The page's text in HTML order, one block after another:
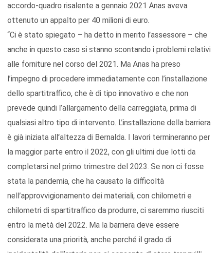
accordo-quadro risalente a gennaio 2021 Anas aveva
ottenuto un appalto per 40 milioni di euro.
“Ci è stato spiegato – ha detto in merito l’assessore – che
anche in questo caso si stanno scontando i problemi relativi
alle forniture nel corso del 2021. Ma Anas ha preso
l’impegno di procedere immediatamente con l’installazione
dello spartitraffico, che è di tipo innovativo e che non
prevede quindi l’allargamento della carreggiata, prima di
qualsiasi altro tipo di intervento. L’installazione della barriera
è già iniziata all’altezza di Bernalda. I lavori termineranno per
la maggior parte entro il 2022, con gli ultimi due lotti da
completarsi nel primo trimestre del 2023. Se non ci fosse
stata la pandemia, che ha causato la difficoltà
nell’approvvigionamento dei materiali, con chilometri e
chilometri di spartitraffico da produrre, ci saremmo riusciti
entro la metà del 2022. Ma la barriera deve essere
considerata una priorità, anche perché il grado di